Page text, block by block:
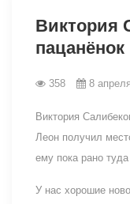
Виктория
пацанёнок
358 8
Виктория
Леон получил
ему пока рано туда
У нас хорошие